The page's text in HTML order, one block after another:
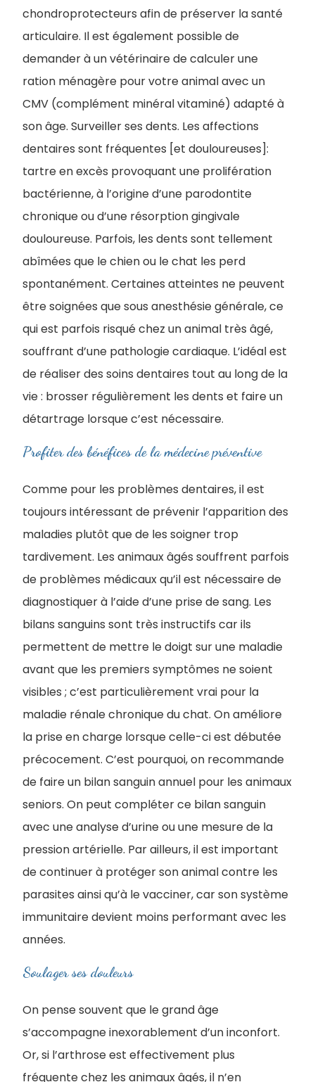
chondroprotecteurs afin de préserver la santé
articulaire. Il est également possible de
demander à un vétérinaire de calculer une
ration ménagère pour votre animal avec un
CMV (complément minéral vitaminé) adapté à
son âge. Surveiller ses dents. Les affections
dentaires sont fréquentes [et douloureuses]:
tartre en excès provoquant une prolifération
bactérienne, à l’origine d’une parodontite
chronique ou d’une résorption gingivale
douloureuse. Parfois, les dents sont tellement
abîmées que le chien ou le chat les perd
spontanément. Certaines atteintes ne peuvent
être soignées que sous anesthésie générale, ce
qui est parfois risqué chez un animal très âgé,
souffrant d’une pathologie cardiaque. L’idéal est
de réaliser des soins dentaires tout au long de la
vie : brosser régulièrement les dents et faire un
détartrage lorsque c’est nécessaire.
Profiter des bénéfices de la médecine préventive
Comme pour les problèmes dentaires, il est
toujours intéressant de prévenir l’apparition des
maladies plutôt que de les soigner trop
tardivement. Les animaux âgés souffrent parfois
de problèmes médicaux qu’il est nécessaire de
diagnostiquer à l’aide d’une prise de sang. Les
bilans sanguins sont très instructifs car ils
permettent de mettre le doigt sur une maladie
avant que les premiers symptômes ne soient
visibles ; c’est particulièrement vrai pour la
maladie rénale chronique du chat. On améliore
la prise en charge lorsque celle-ci est débutée
précocement. C’est pourquoi, on recommande
de faire un bilan sanguin annuel pour les animaux
seniors. On peut compléter ce bilan sanguin
avec une analyse d’urine ou une mesure de la
pression artérielle. Par ailleurs, il est important
de continuer à protéger son animal contre les
parasites ainsi qu’à le vacciner, car son système
immunitaire devient moins performant avec les
années.
Soulager ses douleurs
On pense souvent que le grand âge
s’accompagne inexorablement d’un inconfort.
Or, si l’arthrose est effectivement plus
fréquente chez les animaux âgés, il n’en